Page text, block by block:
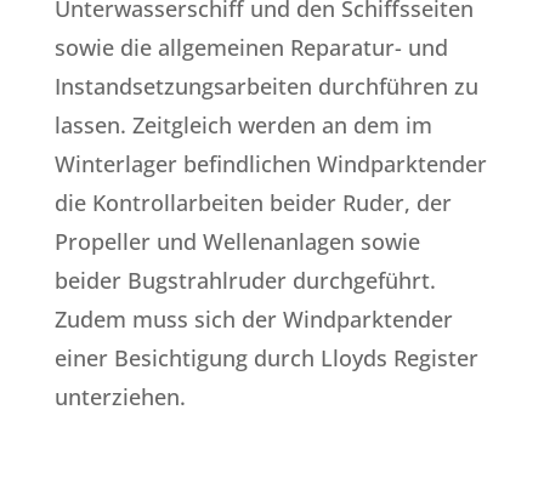
Unterwasserschiff und den Schiffsseiten
sowie die allgemeinen Reparatur- und
Instandsetzungsarbeiten durchführen zu
lassen. Zeitgleich werden an dem im
Winterlager befindlichen Windparktender
die Kontrollarbeiten beider Ruder, der
Propeller und Wellenanlagen sowie
beider Bugstrahlruder durchgeführt.
Zudem muss sich der Windparktender
einer Besichtigung durch Lloyds Register
unterziehen.